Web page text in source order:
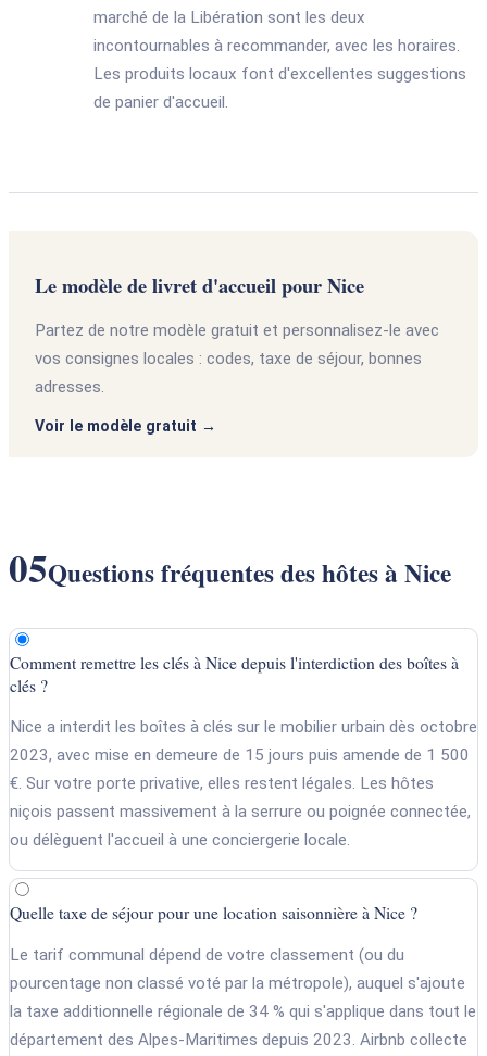
marché de la Libération sont les deux
incontournables à recommander, avec les horaires.
Les produits locaux font d'excellentes suggestions
de panier d'accueil.
Le modèle de livret d'accueil pour Nice
Partez de notre modèle gratuit et personnalisez-le avec
vos consignes locales : codes, taxe de séjour, bonnes
adresses.
Voir le modèle gratuit
05Questions fréquentes des hôtes à Nice
Comment remettre les clés à Nice depuis l'interdiction des boîtes à
clés ?
Nice a interdit les boîtes à clés sur le mobilier urbain dès octobre
2023, avec mise en demeure de 15 jours puis amende de 1 500
€. Sur votre porte privative, elles restent légales. Les hôtes
niçois passent massivement à la serrure ou poignée connectée,
ou délèguent l'accueil à une conciergerie locale.
Quelle taxe de séjour pour une location saisonnière à Nice ?
Le tarif communal dépend de votre classement (ou du
pourcentage non classé voté par la métropole), auquel s'ajoute
la taxe additionnelle régionale de 34 % qui s'applique dans tout le
département des Alpes-Maritimes depuis 2023. Airbnb collecte